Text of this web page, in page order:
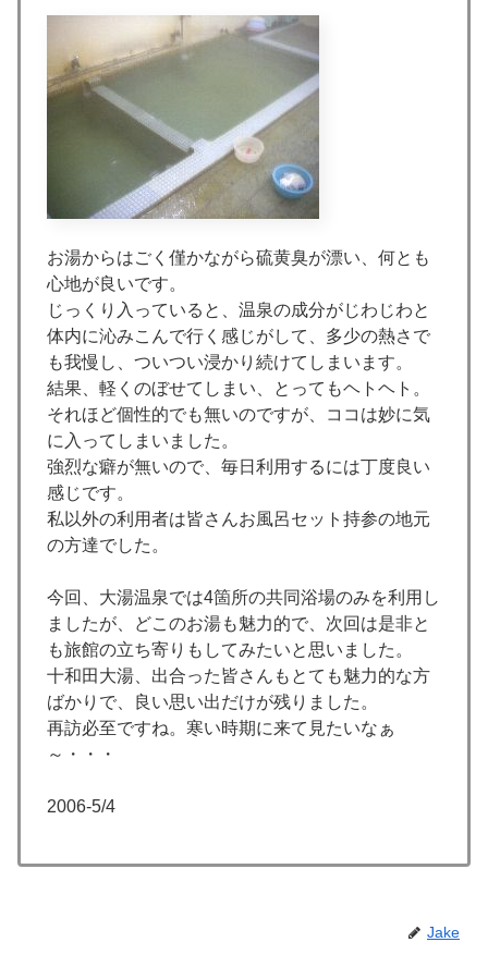
お湯からはごく僅かながら硫黄臭が漂い、何とも
心地が良いです。
じっくり入っていると、温泉の成分がじわじわと
体内に沁みこんで行く感じがして、多少の熱さで
も我慢し、ついつい浸かり続けてしまいます。
結果、軽くのぼせてしまい、とってもヘトヘト。
それほど個性的でも無いのですが、ココは妙に気
に入ってしまいました。
強烈な癖が無いので、毎日利用するには丁度良い
感じです。
私以外の利用者は皆さんお風呂セット持参の地元
の方達でした。
今回、大湯温泉では4箇所の共同浴場のみを利用し
ましたが、どこのお湯も魅力的で、次回は是非と
も旅館の立ち寄りもしてみたいと思いました。
十和田大湯、出合った皆さんもとても魅力的な方
ばかりで、良い思い出だけが残りました。
再訪必至ですね。寒い時期に来て見たいなぁ
～・・・
2006-5/4
Jake